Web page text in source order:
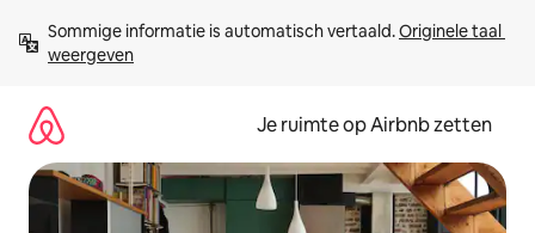
direct
naar
Sommige informatie is automatisch vertaald. Originele taal
weergeven
Je ruimte op Airbnb zetten